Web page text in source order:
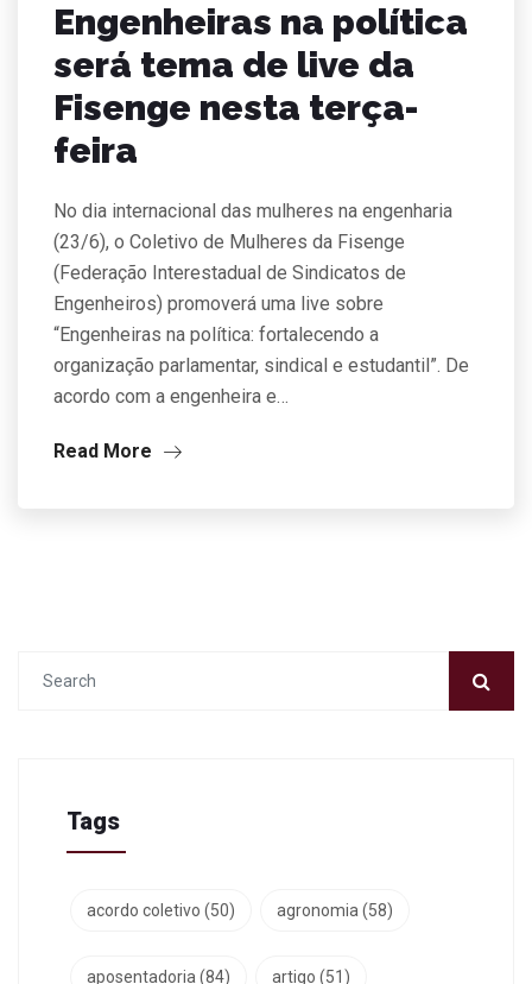
Engenheiras na política
será tema de live da
Fisenge nesta terça-
feira
No dia internacional das mulheres na engenharia
(23/6), o Coletivo de Mulheres da Fisenge
(Federação Interestadual de Sindicatos de
Engenheiros) promoverá uma live sobre
“Engenheiras na política: fortalecendo a
organização parlamentar, sindical e estudantil”. De
acordo com a engenheira e…
Read More
Tags
acordo coletivo (50) agronomia(58)
aposentadoria(84) artigo (51)